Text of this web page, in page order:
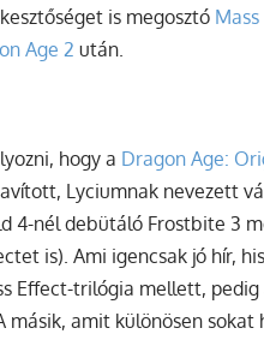
is megosztó
Age 2 után.
hogy a Dragon Age:
Lyciumnak nevezett
4-nél debütáló Frostbite 3
is). Ami igencsak jó hír,
Effect-trilógia mellett,
amit különösen sokat